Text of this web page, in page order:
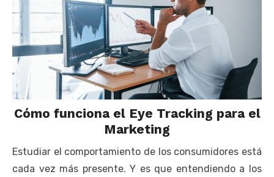
Cómo funciona el Eye Tracking para el
Marketing
Estudiar el comportamiento de los consumidores está
cada vez más presente. Y es que entendiendo a los